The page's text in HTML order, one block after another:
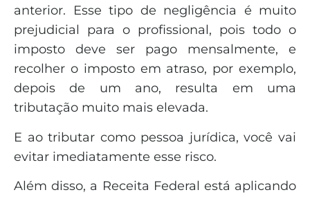
anterior. Esse tipo de negligência é muito
prejudicial para o profissional, pois todo o
imposto deve ser pago mensalmente, e
recolher o imposto em atraso, por exemplo,
depois de um ano, resulta em uma
tributação muito mais elevada.
E ao tributar como pessoa jurídica, você vai
evitar imediatamente esse risco.
Além disso, a Receita Federal está aplicando